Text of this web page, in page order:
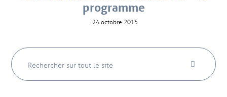
programme
24 octobre 2015